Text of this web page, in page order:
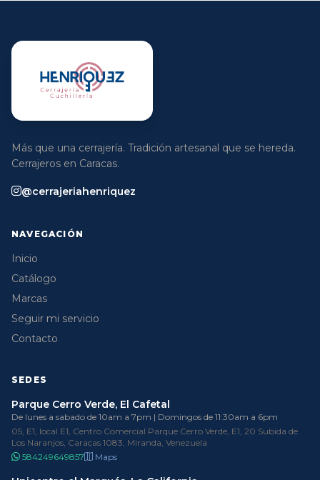
Más que una cerrajería. Tradición artesanal que se hereda.
Cerrajeros en Caracas.
@cerrajeriahenriquez
NAVEGACIÓN
Inicio
Catálogo
Marcas
Seguir mi servicio
Contacto
SEDES
Parque Cerro Verde, El Cafetal
De lunes a sabado de 10am a 7pm | Domingos de 11:30am a 6pm
05, E1, local E1, Centro Comercial Parque Cerro Verde, E1, 20 Subida de
Los Naranjos, Caracas 1083, Miranda, Venezuela
584249649857
Maps